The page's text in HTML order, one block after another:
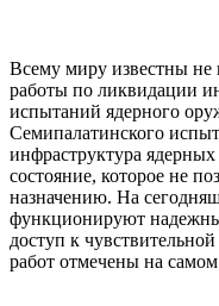
Всему миру известны
работы по ликвидации
испытаний ядерного
Семипалатинского
инфраструктура
состояние, которое не
назначению. На
функционируют
доступ к
работ отмечены на